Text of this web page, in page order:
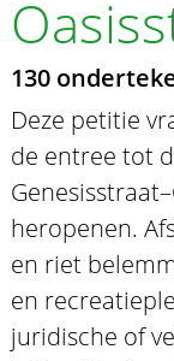
130
Deze petitie
de entree tot
heropenen.
en riet
en
juridische of